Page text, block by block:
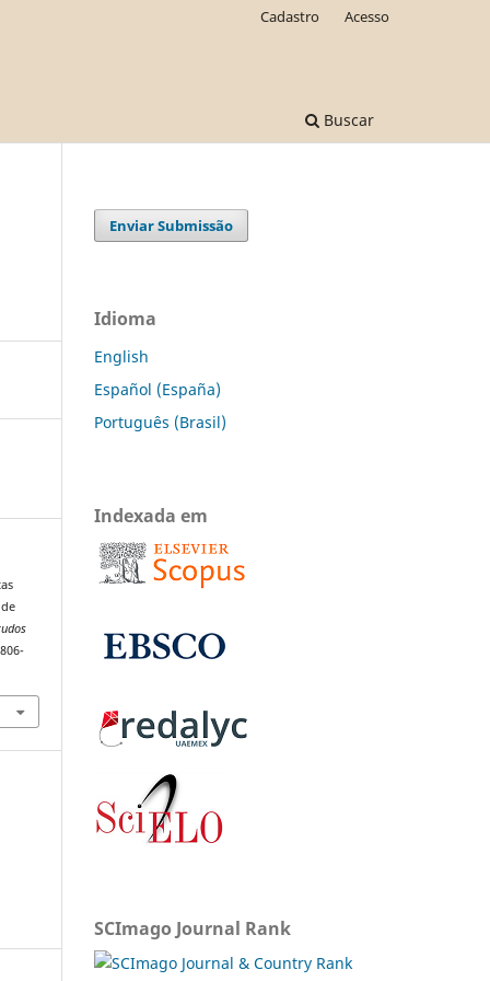
Buscar
Cadastro Acesso
Enviar Submissão
Idioma
English
Español (España)
Português (Brasil)
Indexada em
SCImago Journal Rank